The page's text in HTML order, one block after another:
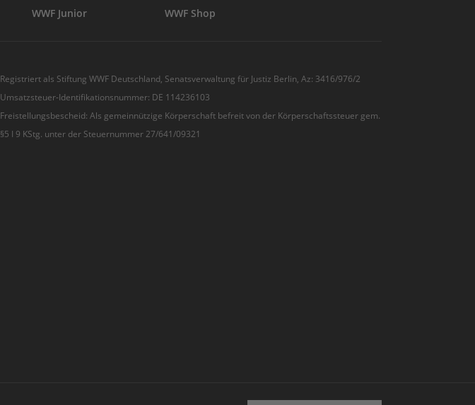
WWF Junior WWF Shop
Registriert als Stiftung WWF Deutschland, Senatsverwaltung für Justiz Berlin, Az: 3416/976/2
Umsatzsteuer-Identifikationsnummer: DE 114236103
Freistellungsbescheid: Als gemeinnützige Körperschaft befreit von der Körperschaftssteuer gem.
§5 I 9 KStg. unter der Steuernummer 27/641/09321